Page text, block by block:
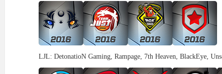
LJL: DetonatioN Gaming, Rampage, 7th Heaven, BlackEye,